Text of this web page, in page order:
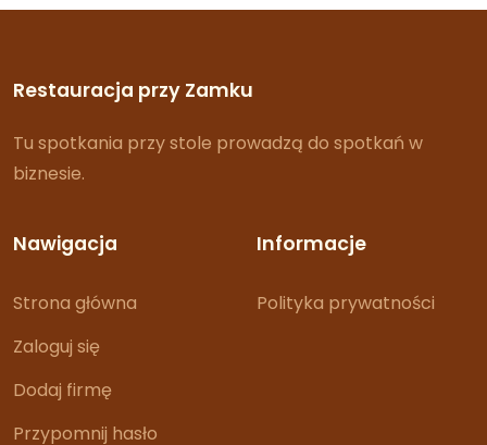
Restauracja przy Zamku
Tu spotkania przy stole prowadzą do spotkań w
biznesie.
Nawigacja
Strona główna
Zaloguj się
Dodaj firmę
Przypomnij hasło
Informacje
Polityka prywatności